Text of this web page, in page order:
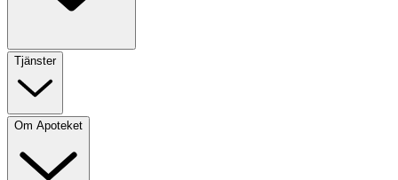
Tjänster
Om Apoteket